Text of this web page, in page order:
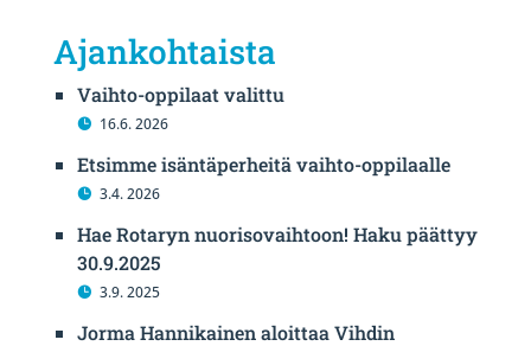
Ajankohtaista
Vaihto-oppilaat valittu
16.6. 2026
Etsimme isäntäperheitä vaihto-oppilaalle
3.4. 2026
Hae Rotaryn nuorisovaihtoon! Haku päättyy
30.9.2025
3.9. 2025
Jorma Hannikainen aloittaa Vihdin